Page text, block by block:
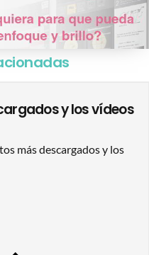
y los vídeos
más descargados y los